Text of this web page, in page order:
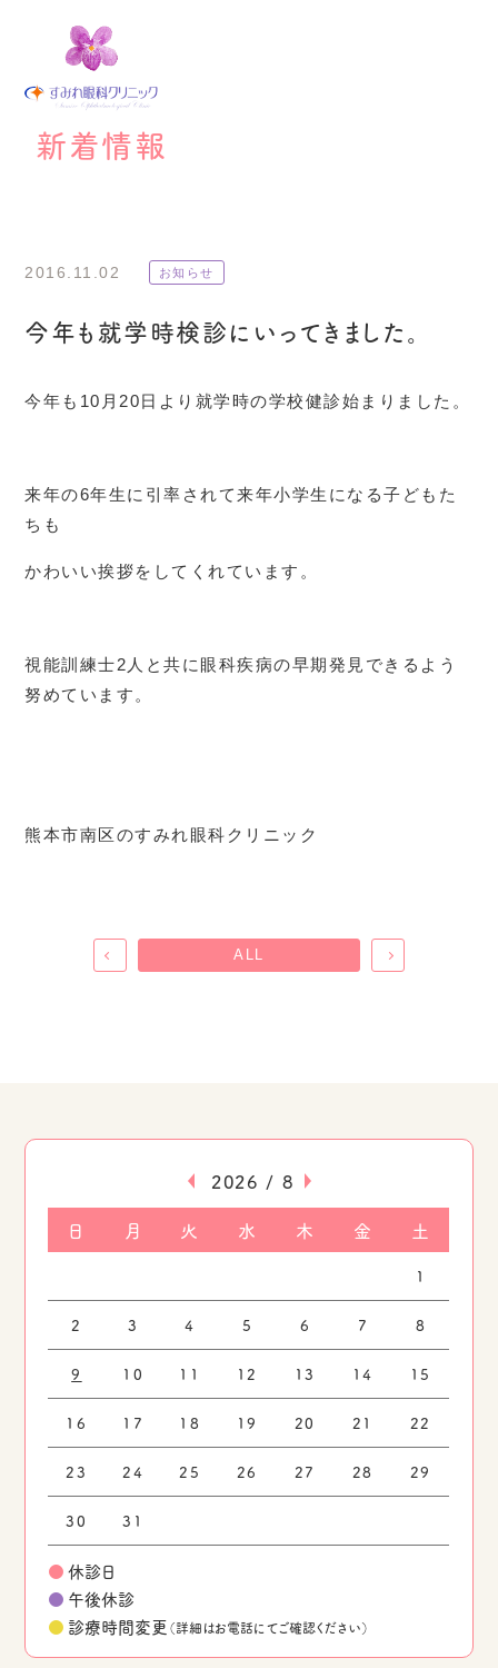
新着情報
2016.11.02 お知らせ
今年も就学時検診にいってきました。
今年も10月20日より就学時の学校健診始まりました。
来年の6年生に引率されて来年小学生になる子どもた
ちも
かわいい挨拶をしてくれています。
視能訓練士2人と共に眼科疾病の早期発見できるよう
努めています。
熊本市南区のすみれ眼科クリニック
ALL
«
2026 / 8
日 月 火 水 木 金 土
1
2 3 4 5 6 7 8
9 10 11 12 13 14 15
16 17 18 19 20 21 22
23 24 25 26 27 28 29
30 31
● 休診日
● 午後休診
● 診療時間変更（詳細はお電話にてご確認ください）